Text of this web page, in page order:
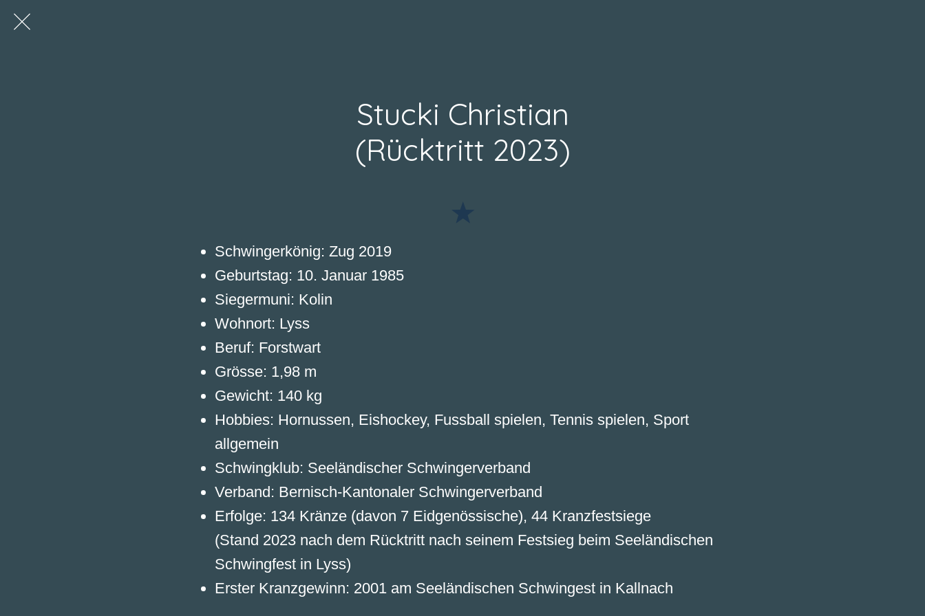
Stucki Christian
(Rücktritt 2023)
Schwingerkönig: Zug 2019
Geburtstag: 10. Januar 1985
Siegermuni: Kolin
Wohnort: Lyss
Beruf: Forstwart
Grösse: 1,98 m
Gewicht: 140 kg
Hobbies: Hornussen, Eishockey, Fussball spielen, Tennis spielen, Sport
allgemein
Schwingklub: Seeländischer Schwingerverband
Verband: Bernisch-Kantonaler Schwingerverband
Erfolge: 134 Kränze (davon 7 Eidgenössische), 44 Kranzfestsiege
(Stand 2023 nach dem Rücktritt nach seinem Festsieg beim Seeländischen
Schwingfest in Lyss)
Erster Kranzgewinn: 2001 am Seeländischen Schwingest in Kallnach